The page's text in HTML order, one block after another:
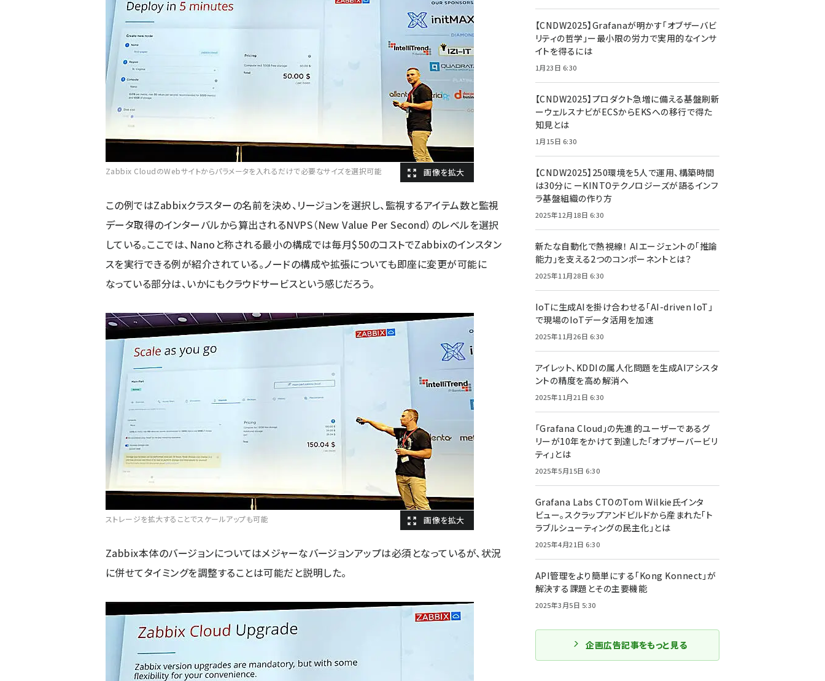
Zabbix CloudのWebサイトからパラメータを入れるだけで必要なサイズを選択可能
この例ではZabbixクラスターの名前を決め、リージョンを選択し、監視するアイテム数と監視
データ取得のインターバルから算出されるNVPS（New Value Per Second）のレベルを選択
している。ここでは、Nanoと称される最小の構成では毎月$50のコストでZabbixのインスタン
スを実行できる例が紹介されている。ノードの構成や拡張についても即座に変更が可能に
なっている部分は、いかにもクラウドサービスという感じだろう。
ストレージを拡大することでスケールアップも可能
Zabbix本体のバージョンについてはメジャーなバージョンアップは必須となっているが、状況
に併せてタイミングを調整することは可能だと説明した。
【CNDW2025】Grafanaが明かす「オブザーバビ
リティの哲学」ー最小限の労力で実用的なインサ
イトを得るには
1月23日 6:30
【CNDW2025】プロダクト急増に備える基盤刷新
ーウェルスナビがECSからEKSへの移行で得た
知見とは
1月15日 6:30
【CNDW2025】250環境を5人で運用、構築時間
は30分に ーKINTOテクノロジーズが語るインフ
ラ基盤組織の作り方
2025年12月18日 6:30
新たな自動化で熱視線！ AIエージェントの「推論
能力」を支える2つのコンポーネントとは？
2025年11月28日 6:30
IoTに生成AIを掛け合わせる「AI-driven IoT」
で現場のIoTデータ活用を加速
2025年11月26日 6:30
アイレット、KDDIの属人化問題を生成AIアシスタ
ントの精度を高め解消へ
2025年11月21日 6:30
「Grafana Cloud」の先進的ユーザーであるグ
リーが10年をかけて到達した「オブザーバービリ
ティ」とは
2025年5月15日 6:30
Grafana Labs CTOのTom Wilkie氏インタ
ビュー。スクラップアンドビルドから産まれた「ト
ラブルシューティングの民主化」とは
2025年4月21日 6:30
API管理をより簡単にする「Kong Konnect」が
解決する課題とその主要機能
2025年3月5日 5:30
企画広告記事をもっと見る